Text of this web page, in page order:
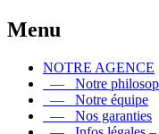
Menu
NOTRE AGENCE
— Notre
— Notre équipe
— Nos garanties